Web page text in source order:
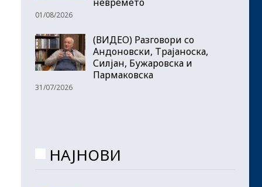
01/08/2026
(ВИДЕО) Разговори со
Андоновски, Трајаноска,
Силјан, Бужаровска и
Пармаковска
31/07/2026
НАЈНОВИ